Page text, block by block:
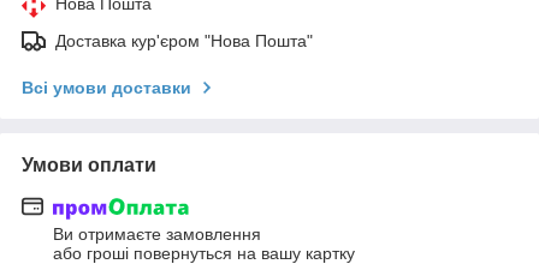
Доставка кур'єром "Нова Пошта"
Всі умови доставки
Умови оплати
Ви отримаєте замовлення
або гроші повернуться на вашу картку